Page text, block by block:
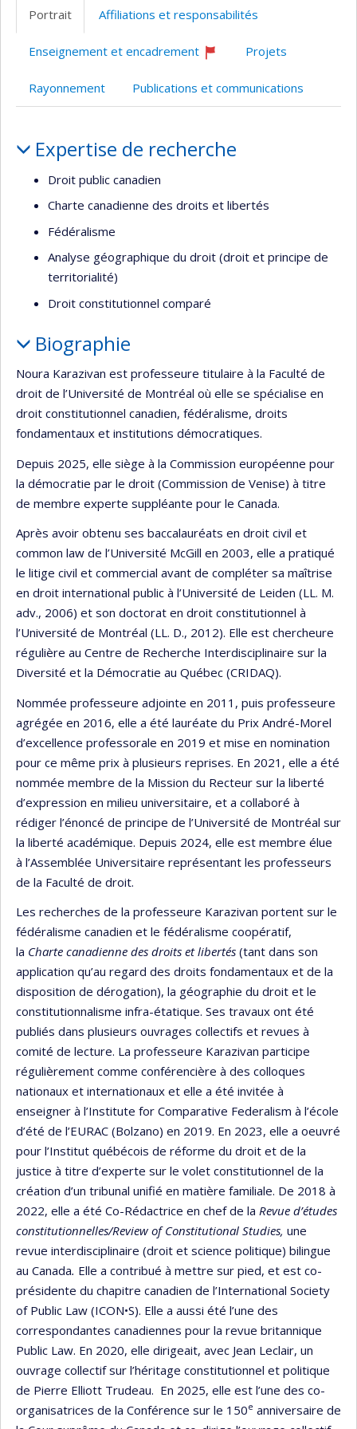
Portrait Affiliations et responsabilités
Enseignement et encadrement
professeur
Projets
Rayonnement Publications et communications
Expertise de recherche
Droit public canadien
Charte canadienne des droits et libertés
Fédéralisme
Analyse géographique du droit (droit et principe de
territorialité)
Droit constitutionnel comparé
Biographie
Noura Karazivan est professeure titulaire à la Faculté de
droit de l’Université de Montréal où elle se spécialise en
droit constitutionnel canadien, fédéralisme, droits
fondamentaux et institutions démocratiques.
Depuis 2025, elle siège à la Commission européenne pour
la démocratie par le droit (Commission de Venise) à titre
de membre experte suppléante pour le Canada.
Après avoir obtenu ses baccalauréats en droit civil et
common law de l’Université McGill en 2003, elle a pratiqué
le litige civil et commercial avant de compléter sa maîtrise
en droit international public à l’Université de Leiden (LL. M.
adv., 2006) et son doctorat en droit constitutionnel à
l’Université de Montréal (LL. D., 2012). Elle est chercheure
régulière au Centre de Recherche Interdisciplinaire sur la
Diversité et la Démocratie au Québec (CRIDAQ).
Nommée professeure adjointe en 2011, puis professeure
agrégée en 2016, elle a été lauréate du Prix André-Morel
d’excellence professorale en 2019 et mise en nomination
pour ce même prix à plusieurs reprises. En 2021, elle a été
nommée membre de la Mission du Recteur sur la liberté
d’expression en milieu universitaire, et a collaboré à
rédiger l’énoncé de principe de l’Université de Montréal sur
la liberté académique. Depuis 2024, elle est membre élue
à l’Assemblée Universitaire représentant les professeurs
de la Faculté de droit.
Les recherches de la professeure Karazivan portent sur le
fédéralisme canadien et le fédéralisme coopératif,
la Charte canadienne des droits et libertés (tant dans son
application qu’au regard des droits fondamentaux et de la
disposition de dérogation), la géographie du droit et le
constitutionnalisme infra-étatique. Ses travaux ont été
publiés dans plusieurs ouvrages collectifs et revues à
comité de lecture. La professeure Karazivan participe
régulièrement comme conférencière à des colloques
nationaux et internationaux et elle a été invitée à
enseigner à l’Institute for Comparative Federalism à l’école
d’été de l’EURAC (Bolzano) en 2019. En 2023, elle a oeuvré
pour l’Institut québécois de réforme du droit et de la
justice à titre d’experte sur le volet constitutionnel de la
création d’un tribunal unifié en matière familiale. De 2018 à
2022, elle a été Co-Rédactrice en chef de la Revue d’études
constitutionnelles/Review of Constitutional Studies, une
revue interdisciplinaire (droit et science politique) bilingue
au Canada. Elle a contribué à mettre sur pied, et est co-
présidente du chapitre canadien de l’International Society
of Public Law (ICON•S). Elle a aussi été l’une des
correspondantes canadiennes pour la revue britannique
Public Law. En 2020, elle dirigeait, avec Jean Leclair, un
ouvrage collectif sur l’héritage constitutionnel et politique
de Pierre Elliott Trudeau. En 2025, elle est l’une des co-
organisatrices de la Conférence sur le 150e anniversaire de